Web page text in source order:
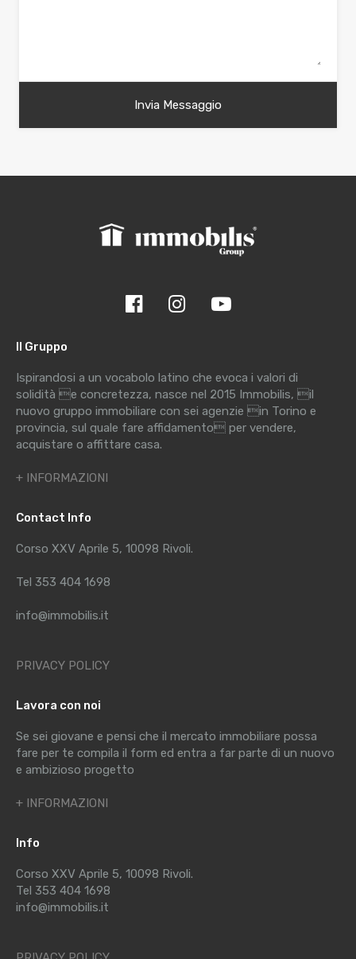
Il Gruppo
Ispirandosi a un vocabolo latino che evoca i valori di
solidità e concretezza, nasce nel 2015 Immobilis, il
nuovo gruppo immobiliare con sei agenzie in Torino e
provincia, sul quale fare affidamento per vendere,
acquistare o affittare casa.
+ INFORMAZIONI
Contact Info
Corso XXV Aprile 5, 10098 Rivoli.
Tel 353 404 1698
info@immobilis.it
PRIVACY POLICY
Lavora con noi
Se sei giovane e pensi che il mercato immobiliare possa
fare per te compila il form ed entra a far parte di un nuovo
e ambizioso progetto
+ INFORMAZIONI
Info
Corso XXV Aprile 5, 10098 Rivoli.
Tel 353 404 1698
info@immobilis.it